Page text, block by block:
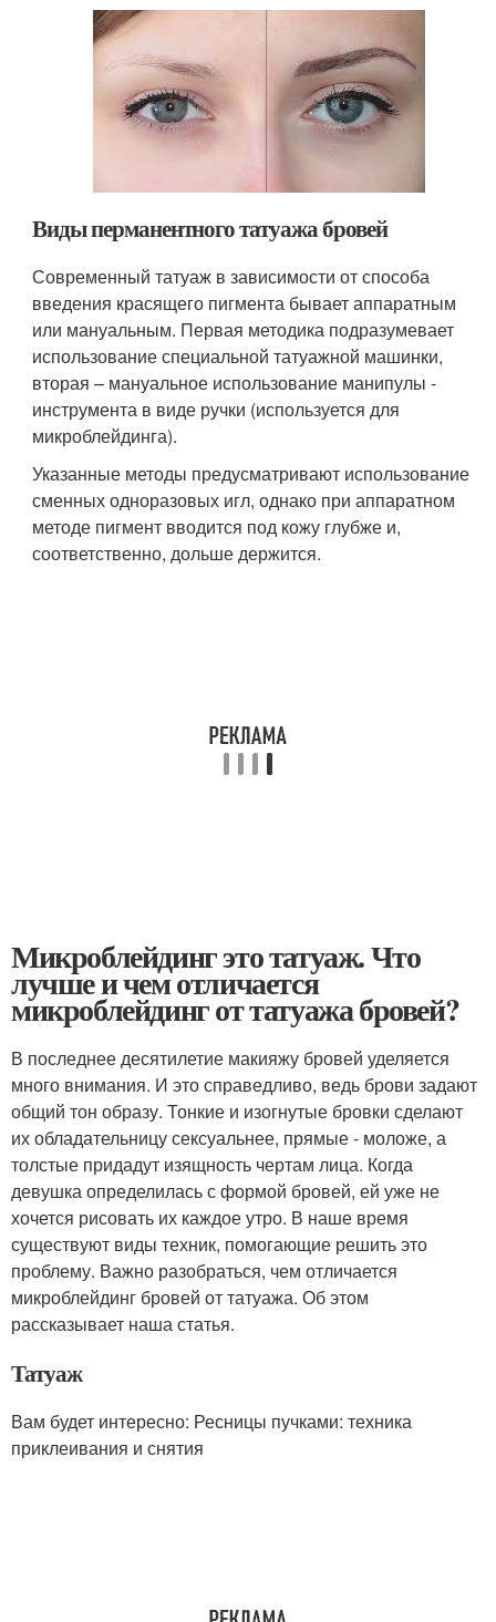
Виды перманентного татуажа бровей
Современный татуаж в зависимости от способа
введения красящего пигмента бывает аппаратным
или мануальным. Первая методика подразумевает
использование специальной татуажной машинки,
вторая – мануальное использование манипулы -
инструмента в виде ручки (используется для
микроблейдинга).
Указанные методы предусматривают использование
сменных одноразовых игл, однако при аппаратном
методе пигмент вводится под кожу глубже и,
соответственно, дольше держится.
Микроблейдинг это татуаж. Что
лучше и чем отличается
микроблейдинг от татуажа бровей?
В последнее десятилетие макияжу бровей уделяется
много внимания. И это справедливо, ведь брови задают
общий тон образу. Тонкие и изогнутые бровки сделают
их обладательницу сексуальнее, прямые - моложе, а
толстые придадут изящность чертам лица. Когда
девушка определилась с формой бровей, ей уже не
хочется рисовать их каждое утро. В наше время
существуют виды техник, помогающие решить это
проблему. Важно разобраться, чем отличается
микроблейдинг бровей от татуажа. Об этом
рассказывает наша статья.
Татуаж
Вам будет интересно: Ресницы пучками: техника
приклеивания и снятия